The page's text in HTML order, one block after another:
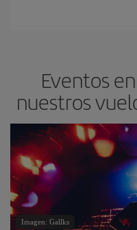
Eventos
nuestros
Imagen: Gallks